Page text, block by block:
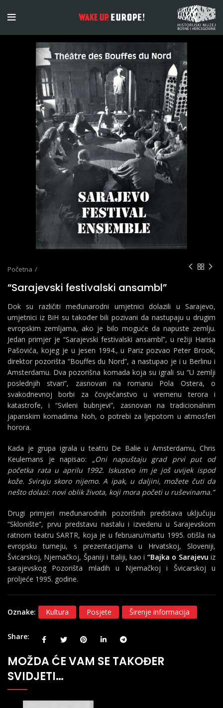
Početna
“Sarajevski festivalski ansambl”
Dok su različiti međunarodni umjetnici dolazili u Sarajevo,
umjetnici iz BiH su također bili pozivani da nastupaju u drugim
evropskim zemljama, ako je bilo moguće da napuste zemlju.
Jedan primjer je “Sarajevski festivalski ansambl”, u režiji Harisa
Pašovića, kojeg je u jesen 1994., u Pariz pozvao Peter Brook,
direktor pozorišta “Bouffes du Nord”, a nastupao je i u Berlinu i
Amsterdamu. Dva pozorišna komada koja su igrali su “U zemlji
poslednjih stvari”, zasnovan na romanu Pola Ostera, o
svakodnevnoj borbi za čovječanstvo u vremenu terora i
katastrofe, i “Svileni bubnjevi”, zasnovan na tradicionalnim
japanskim komadima Noh, o potrebi za ljepotom u atmosferi
horora.
Kada je grupa igrala u teatru De Balie u Amsterdamu, Chris
Keulemans je napisao: „Oni napuštaju grad prvi put od
početka rata u aprilu 1992. Iskustvo im je još uvijek ispod
kože. Sviraju skoro nijemo. A ipak, u daljini, možete čuti da
nešto dolazi: novi oblik života, koji mora početi u ruševinama.”
Drugi primjeri međunarodnih pozorišnih predstava uključuju
“Sklonište”, prvu predstavu nastalu i izvedenu u Sarajevskom
ratnom teatru SARTR, koja je u februaru/martu 1995. otišla na
evropsku turneju, s prezentacijama u Hrvatskoj, Sloveniji,
Švicarskoj, Njemačkoj, Španiji i Italiji, kao i “Bajka o Sarajevu iz
sarajevskog Pozorišta mladih u Njemačkoj i Švicarskoj u
proljeće 1995. godine.
Oznake: Kultura Posjete Širenje informacija
Share
MOŽDA ĆE VAM SE TAKOĐER
SVIDJETI…